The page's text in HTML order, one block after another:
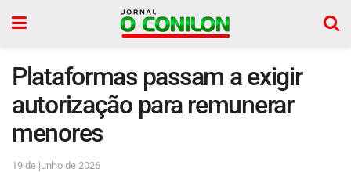
Plataformas passam a exigir
autorização para remunerar
menores
19 de junho de 2026